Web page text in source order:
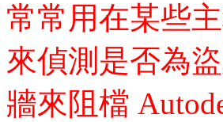
常常用在某些
來偵測是否為
牆來阻檔